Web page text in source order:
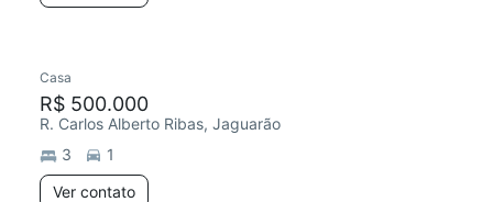
Casa
R$ 500.000
R. Carlos Alberto Ribas, Jaguarão
3
1
Ver contato